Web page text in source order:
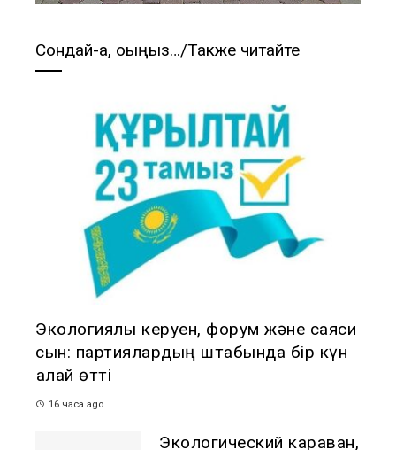
Сондай-ақ, оқыңыз…/Также читайте
Экологиялық керуен, форум және саяси
сын: партиялардың штабында бір күн
қалай өтті
16 часа ago
Экологический караван,